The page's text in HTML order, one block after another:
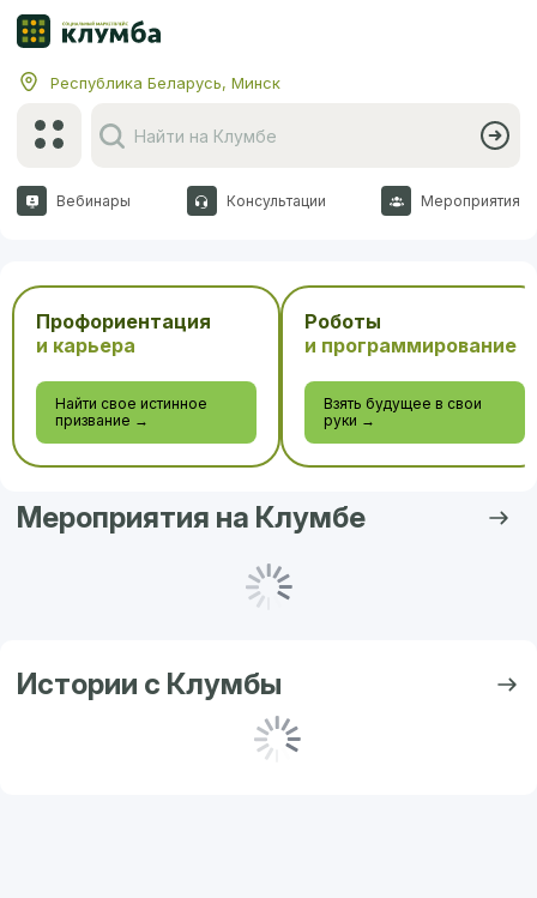
Вебинары Консультации Мероприятия
Республика Беларусь, Минск
Профориентация
и карьера
Найти свое истинное
призвание →
Роботы
и программирование
Взять будущее в свои
руки →
Мероприятия на Клумбе
Истории с Клумбы